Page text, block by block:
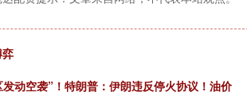
动空袭”！特朗普：伊朗违反停火协议！油价